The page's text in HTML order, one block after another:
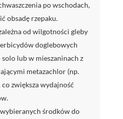
po wschodach,
obsadę rzepaku.
od wilgotności gleby
doglebowych
lub w mieszaninach z
metazachlor (np.
co zwiększa wydajność
środków do